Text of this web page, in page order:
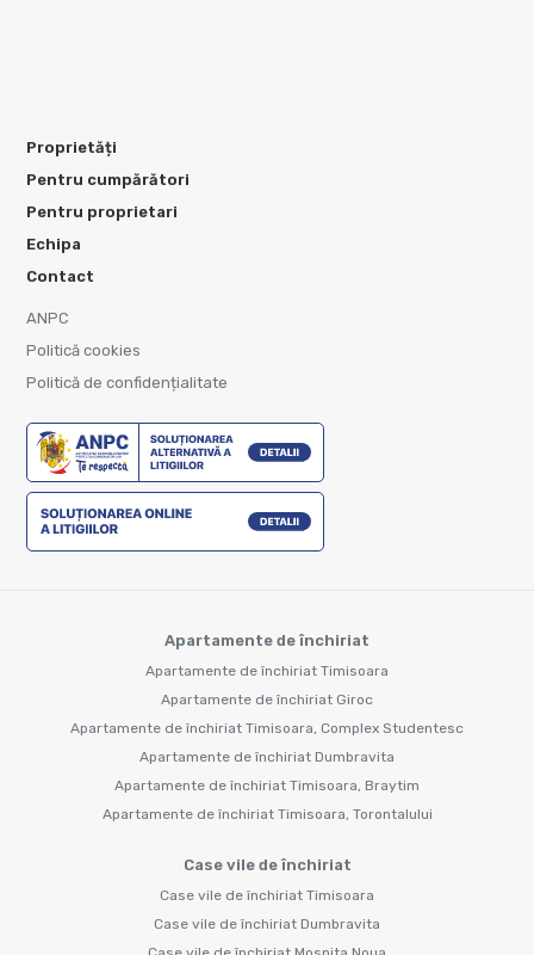
Proprietăți
Pentru cumpărători
Pentru proprietari
Echipa
Contact
ANPC
Politică cookies
Politică de confidențialitate
Apartamente de închiriat
Apartamente de închiriat Timisoara
Apartamente de închiriat Giroc
Apartamente de închiriat Timisoara, Complex Studentesc
Apartamente de închiriat Dumbravita
Apartamente de închiriat Timisoara, Braytim
Apartamente de închiriat Timisoara, Torontalului
Case vile de închiriat
Case vile de închiriat Timisoara
Case vile de închiriat Dumbravita